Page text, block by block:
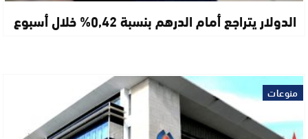
الدولار يتراجع أمام الدرهم بنسبة 0,42% خلال أسبوع
منوعات